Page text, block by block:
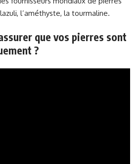
l’améthyste, la tourmaline.
que vos pierres sont
?